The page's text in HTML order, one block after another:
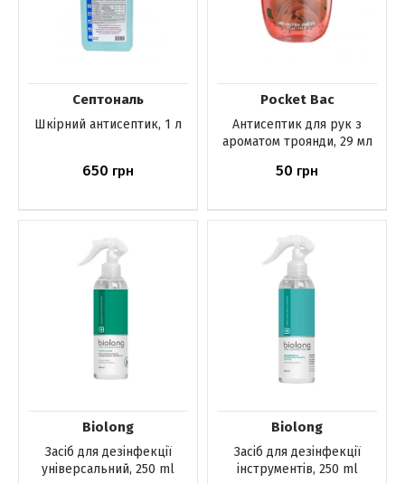
Септональ
Шкірний антисептик, 1 л
650 грн
Pocket Bac
Антисептик для рук з
ароматом троянди, 29 мл
50 грн
Biolong
Засіб для дезінфекції
універсальний, 250 ml
Biolong
Засіб для дезінфекції
інструментів, 250 ml